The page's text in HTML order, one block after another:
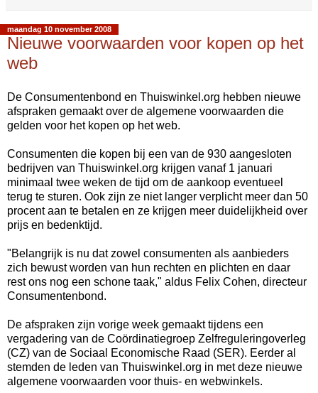
maandag 10 november 2008
Nieuwe voorwaarden voor kopen op het
web
De Consumentenbond en Thuiswinkel.org hebben nieuwe
afspraken gemaakt over de algemene voorwaarden die
gelden voor het kopen op het web.
Consumenten die kopen bij een van de 930 aangesloten
bedrijven van Thuiswinkel.org krijgen vanaf 1 januari
minimaal twee weken de tijd om de aankoop eventueel
terug te sturen. Ook zijn ze niet langer verplicht meer dan 50
procent aan te betalen en ze krijgen meer duidelijkheid over
prijs en bedenktijd.
"Belangrijk is nu dat zowel consumenten als aanbieders
zich bewust worden van hun rechten en plichten en daar
rest ons nog een schone taak," aldus Felix Cohen, directeur
Consumentenbond.
De afspraken zijn vorige week gemaakt tijdens een
vergadering van de Coördinatiegroep Zelfreguleringoverleg
(CZ) van de Sociaal Economische Raad (SER). Eerder al
stemden de leden van Thuiswinkel.org in met deze nieuwe
algemene voorwaarden voor thuis- en webwinkels.